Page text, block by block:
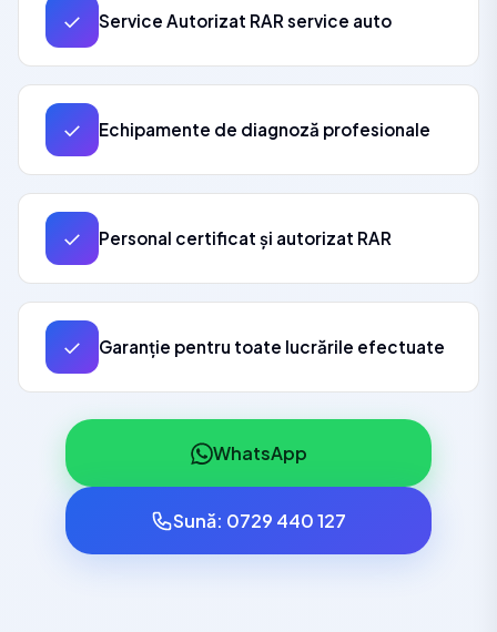
✓ Service Autorizat RAR service auto
✓ Echipamente de diagnoză profesionale
✓ Personal certificat și autorizat RAR
✓ Garanție pentru toate lucrările efectuate
WhatsApp
Sună: 0729 440 127